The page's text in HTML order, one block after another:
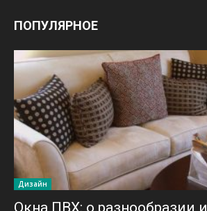
ПОПУЛЯРНОЕ
Дизайн